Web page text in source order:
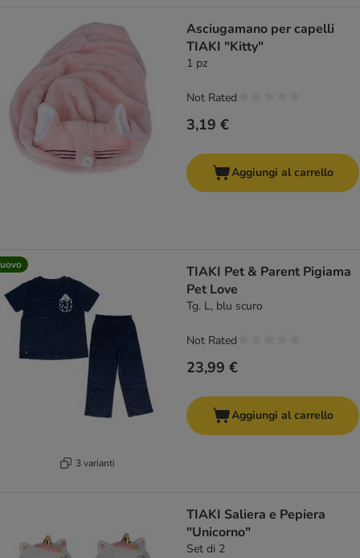
Asciugamano per capelli
TIAKI "Kitty"
1 pz
3,19 €
Not Rated
Aggiungi al carrello
3 varianti
TIAKI Pet & Parent Pigiama
Pet Love
Tg. L, blu scuro
23,99 €
Not Rated
Aggiungi al carrello
TIAKI Saliera e Pepiera
"Unicorno"
Set di 2